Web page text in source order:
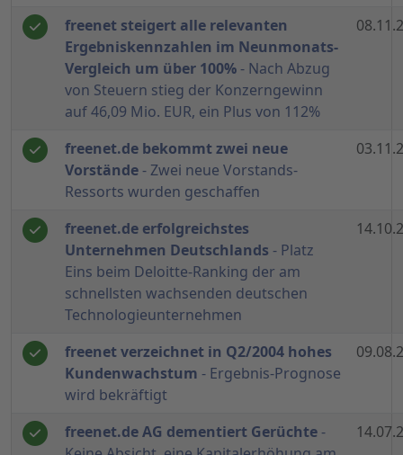
freenet steigert alle relevanten
Ergebniskennzahlen im Neunmonats-
Vergleich um über 100% - Nach Abzug
von Steuern stieg der Konzerngewinn
auf 46,09 Mio. EUR, ein Plus von 112%
freenet.de bekommt zwei neue
Vorstände- Zwei neue Vorstands-
Ressorts wurden geschaffen
freenet.de erfolgreichstes
Unternehmen Deutschlands - Platz
Eins beim Deloitte-Ranking der am
schnellsten wachsenden deutschen
Technologieunternehmen
freenet verzeichnet in Q2/2004 hohes
Kundenwachstum - Ergebnis-Prognose
wird bekräftigt
freenet.de AG dementiert Gerüchte -